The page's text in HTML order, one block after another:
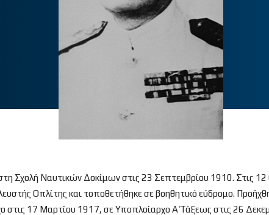
Σχολή Ναυτικών Δοκίμων στις 23 Σεπτεμβρίου 1910. Στις
Οπλίτης και τοποθετήθηκε σε βοηθητικό εύδρομο.
στις 17 Μαρτίου 1917, σε Υποπλοίαρχο Α΄ Τάξεως στις 26